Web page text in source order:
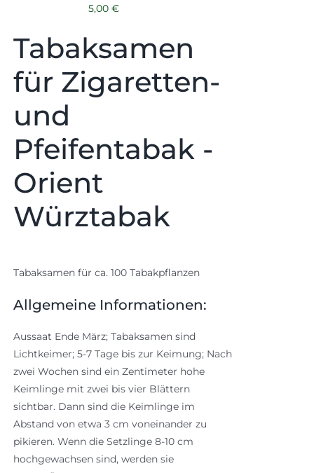
5,00 €
Tabaksamen
für Zigaretten-
und
Pfeifentabak -
Orient
Würztabak
Tabaksamen für ca. 100 Tabakpflanzen
Allgemeine Informationen:
Aussaat Ende März; Tabaksamen sind
Lichtkeimer; 5-7 Tage bis zur Keimung; Nach
zwei Wochen sind ein Zentimeter hohe
Keimlinge mit zwei bis vier Blättern
sichtbar. Dann sind die Keimlinge im
Abstand von etwa 3 cm voneinander zu
pikieren. Wenn die Setzlinge 8-10 cm
hochgewachsen sind, werden sie